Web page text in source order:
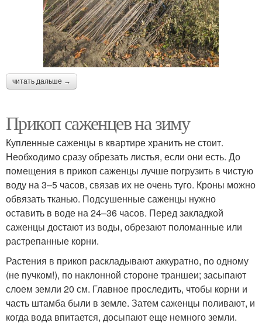
читать дальше →
Прикоп саженцев на зиму
Купленные саженцы в квартире хранить не стоит.
Необходимо сразу обрезать листья, если они есть. До
помещения в прикоп саженцы лучше погрузить в чистую
воду на 3–5 часов, связав их не очень туго. Кроны можно
обвязать тканью. Подсушенные саженцы нужно
оставить в воде на 24–36 часов. Перед закладкой
саженцы достают из воды, обрезают поломанные или
растрепанные корни.
Растения в прикоп раскладывают аккуратно, по одному
(не пучком!), по наклонной стороне траншеи; засыпают
слоем земли 20 см. Главное проследить, чтобы корни и
часть штамба были в земле. Затем саженцы поливают, и
когда вода впитается, досыпают еще немного земли.